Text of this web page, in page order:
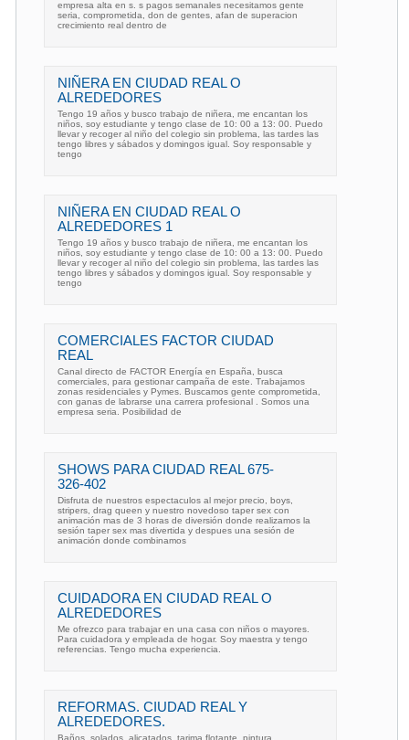
empresa alta en s. s pagos semanales necesitamos gente
seria, comprometida, don de gentes, afan de superacion
crecimiento real dentro de
NIÑERA EN CIUDAD REAL O
ALREDEDORES
Tengo 19 años y busco trabajo de niñera, me encantan los
niños, soy estudiante y tengo clase de 10: 00 a 13: 00. Puedo
llevar y recoger al niño del colegio sin problema, las tardes las
tengo libres y sábados y domingos igual. Soy responsable y
tengo
NIÑERA EN CIUDAD REAL O
ALREDEDORES 1
Tengo 19 años y busco trabajo de niñera, me encantan los
niños, soy estudiante y tengo clase de 10: 00 a 13: 00. Puedo
llevar y recoger al niño del colegio sin problema, las tardes las
tengo libres y sábados y domingos igual. Soy responsable y
tengo
COMERCIALES FACTOR CIUDAD
REAL
Canal directo de FACTOR Energía en España, busca
comerciales, para gestionar campaña de este. Trabajamos
zonas residenciales y Pymes. Buscamos gente comprometida,
con ganas de labrarse una carrera profesional . Somos una
empresa seria. Posibilidad de
SHOWS PARA CIUDAD REAL 675-
326-402
Disfruta de nuestros espectaculos al mejor precio, boys,
stripers, drag queen y nuestro novedoso taper sex con
animación mas de 3 horas de diversión donde realizamos la
sesión taper sex mas divertida y despues una sesión de
animación donde combinamos
CUIDADORA EN CIUDAD REAL O
ALREDEDORES
Me ofrezco para trabajar en una casa con niños o mayores.
Para cuidadora y empleada de hogar. Soy maestra y tengo
referencias. Tengo mucha experiencia.
REFORMAS. CIUDAD REAL Y
ALREDEDORES.
Baños, solados, alicatados, tarima flotante, pintura,